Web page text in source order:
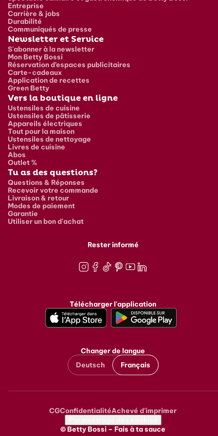
Entreprise
Carrière & jobs
Durabilité
Communiqués de presse
Newsletter et Service
S'abonner à la newsletter
Mon Betty Bossi
Réservation d’espaces publicitaires
Carte-cadeaux
Application de recettes
Green Betty
Vers la boutique en ligne
Ustensiles de cuisine
Ustensiles de pâtisserie
Appareils électriques
Tout pour la maison
Ustensiles de nettoyage
Livres de cuisine
Abos
Outlet %
Tu as des questions?
Questions & Réponses
Recevoir votre commande
Livraison & retour
Modes de paiement
Garantie
Utiliser un bon d'achat
Rester informé
Télécharger l'application
Changer de langue
Deutsch
Français
Metanavigation
CGConfidentialitéAchevé d'imprimer
© Betty Bossi – Fais à ta sauce